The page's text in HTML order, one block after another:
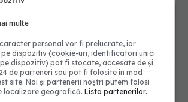
multe
personal vor fi prelucrate, iar
dispozitiv (cookie-uri, identificatori unici
dispozitiv) pot fi stocate, accesate de și
de parteneri sau pot fi folosite în mod
site. Noi și partenerii noștri putem folosi
localizare geografică.Lista partenerilor.